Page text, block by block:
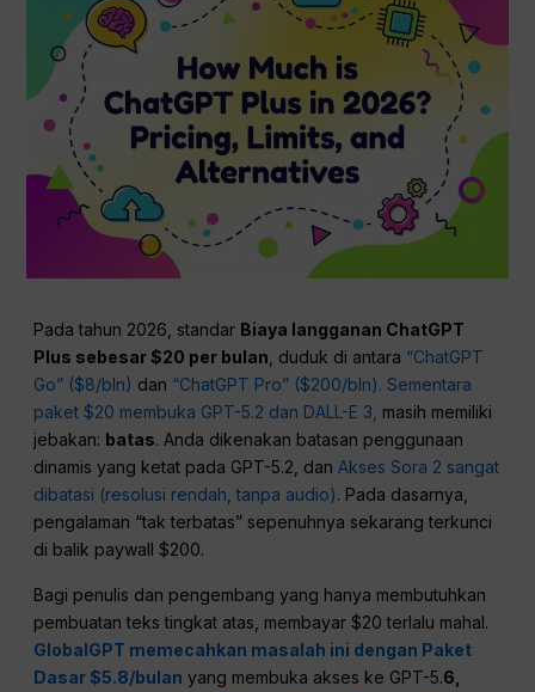
Pada tahun 2026, standar Biaya langganan ChatGPT
Plus sebesar $20 per bulan , duduk di antara “ChatGPT
Go” ($8/bln) dan “ChatGPT Pro” ($200/bln).Sementara
paket $20 membuka GPT-5.2 dan DALL-E 3, masih memiliki
jebakan: batas. Anda dikenakan batasan penggunaan
dinamis yang ketat pada GPT-5.2, danAkses Sora 2 sangat
dibatasi (resolusi rendah, tanpa audio). Pada dasarnya,
pengalaman “tak terbatas” sepenuhnya sekarang terkunci
di balik paywall $200.
Bagi penulis dan pengembang yang hanya membutuhkan
pembuatan teks tingkat atas, membayar $20 terlalu mahal.
GlobalGPT memecahkan masalah ini dengan Paket
Dasar $5.8/bulan yang membuka akses ke GPT-5.6,